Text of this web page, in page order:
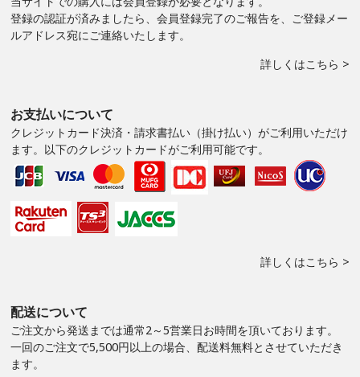
登録の認証が済みましたら、会員登録完了のご報告を、ご登録メー
ルアドレス宛にご連絡いたします。
詳しくはこちら >
お支払いについて
クレジットカード決済・請求書払い（掛け払い）がご利用いただけ
ます。以下のクレジットカードがご利用可能です。
詳しくはこちら >
配送について
ご注文から発送までは通常2～5営業日お時間を頂いております。
一回のご注文で5,500円以上の場合、配送料無料とさせていただき
ます。